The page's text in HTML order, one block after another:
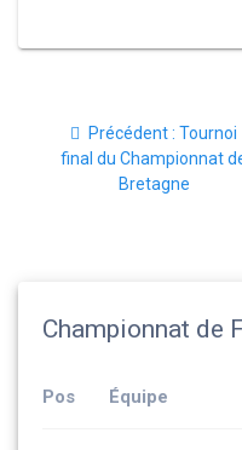
de
l’article
Précédent : Article
:
Tournoi
final du Championnat
Bretagne
Championnat de
Pos Équipe